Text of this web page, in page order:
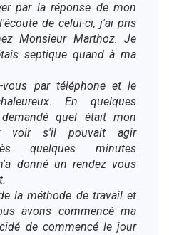
par la réponse de mon
de celui-ci, j'ai pris
Monsieur Marthoz. Je
septique quand à ma
vous par téléphone et le
En quelques
quel était mon
voir s'il pouvait agir
quelques minutes
donné un rendez vous
la méthode de travail et
avons commencé ma
de commencé le jour